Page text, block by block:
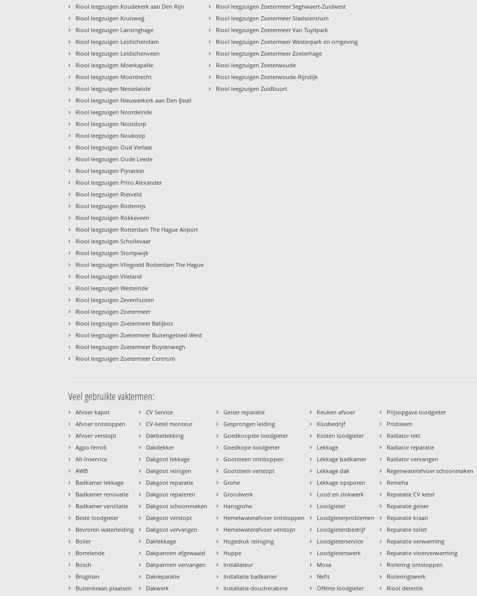
› Riool leegzuigen Koudekerk aan Den Rijn
› Riool leegzuigen Kruisweg
› Riool leegzuigen Lansinghage
› Riool leegzuigen Leidschendam
› Riool leegzuigen Leidschenveen
› Riool leegzuigen Moerkapelle
› Riool leegzuigen Moordrecht
› Riool leegzuigen Nesselande
› Riool leegzuigen Nieuwerkerk aan Den IJssel
› Riool leegzuigen Noordeinde
› Riool leegzuigen Nootdorp
› Riool leegzuigen Noukoop
› Riool leegzuigen Oud Verlaat
› Riool leegzuigen Oude Leede
› Riool leegzuigen Pijnacker
› Riool leegzuigen Prins Alexander
› Riool leegzuigen Rietveld
› Riool leegzuigen Rodenrijs
› Riool leegzuigen Rokkeveen
› Riool leegzuigen Rotterdam The Hague Airport
› Riool leegzuigen Schollevaar
› Riool leegzuigen Stompwijk
› Riool leegzuigen Vliegveld Rotterdam The Hague
› Riool leegzuigen Vlieland
› Riool leegzuigen Westeinde
› Riool leegzuigen Zevenhuizen
› Riool leegzuigen Zoetermeer
› Riool leegzuigen Zoetermeer Balijbos
› Riool leegzuigen Zoetermeer Buitengebied-West
› Riool leegzuigen Zoetermeer Buytenwegh
› Riool leegzuigen Zoetermeer Centrum
› Riool leegzuigen Zoetermeer Seghwaert-Zuidwest
› Riool leegzuigen Zoetermeer Stadscentrum
› Riool leegzuigen Zoetermeer Van Tuyllpark
› Riool leegzuigen Zoetermeer Westerpark en omgeving
› Riool leegzuigen Zoetermeer Zoeterhage
› Riool leegzuigen Zoeterwoude
› Riool leegzuigen Zoeterwoude-Rijndijk
› Riool leegzuigen Zuidbuurt
Veel gebruikte vaktermen:
› Afvoer kapot
› Afvoer ontstoppen
› Afvoer verstopt
› Agpo ferroli
› All-Inservice
› AWB
› Badkamer lekkage
› Badkamer renovatie
› Badkamer ventilatie
› Beste loodgieter
› Bevroren waterleiding
› Boiler
› Borrelende
› Bosch
› Brugman
› Buitenkraan plaatsen
› CV Service
› CV-ketel monteur
› Dakbedekking
› Dakdekker
› Dakgoot lekkage
› Dakgoot reinigen
› Dakgoot reparatie
› Dakgoot repareren
› Dakgoot schoonmaken
› Dakgoot verstopt
› Dakgoot vervangen
› Daklekkage
› Dakpannen afgewaaid
› Dakpannen vervangen
› Dakreparatie
› Dakwerk
› Geiser reparatie
› Gesprongen leiding
› Goedkoopste loodgieter
› Goedkope loodgieter
› Gootsteen ontstoppen
› Gootsteen verstopt
› Grohe
› Grondwerk
› Hansgrohe
› Hemelwaterafvoer ontstoppen
› Hemelwaterafvoer verstopt
› Hogedruk reiniging
› Huppe
› Installateur
› Installatie badkamer
› Installatie douchecabine
› Keuken afvoer
› Klusbedrijf
› Kosten loodgieter
› Lekkage
› Lekkage badkamer
› Lekkage dak
› Lekkage opsporen
› Lood en zinkwerk
› Loodgieter
› Loodgieterproblemen
› Loodgietersbedrijf
› Loodgieterservice
› Loodgieterswerk
› Mosa
› Nefit
› Offerte loodgieter
› Prijsopgave loodgieter
› Probleem
› Radiator lekt
› Radiator reparatie
› Radiator vervangen
› Regenwaterafvoer schoonmaken
› Remeha
› Reparatie CV ketel
› Reparatie geiser
› Reparatie kraan
› Reparatie toilet
› Reparatie verwarming
› Reparatie vloerverwarming
› Riolering ontstoppen
› Rioleringswerk
› Riool detectie